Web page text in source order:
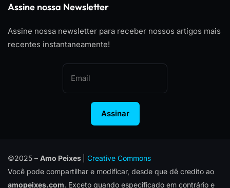
Assine nossa Newsletter
Assine nossa newsletter para receber nossos artigos mais
recentes instantaneamente!
Assinar
©2025 – Amo Peixes
Creative Commons
Você pode compartilhar e modificar, desde que dê credito ao
amopeixes.com. Exceto quando especificado em contrário e